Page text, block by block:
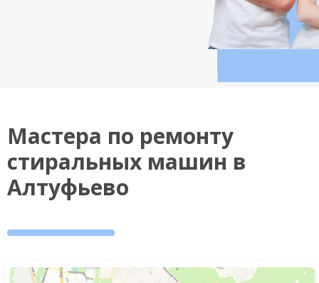
Мастера по ремонту
стиральных машин в
Алтуфьево